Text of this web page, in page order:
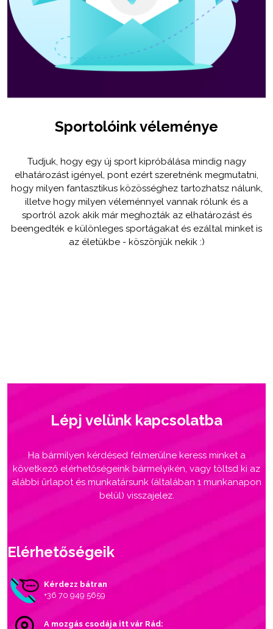
Sportolóink véleménye
Tudjuk, hogy egy új sport kipróbálása mindig nagy
elhatározást igényel, pont ezért szeretnénk megmutatni,
hogy milyen fantasztikus közösséghez tartozhatsz nálunk,
illetve hogy milyen véleménnyel vannak rólunk és a
sportról azok akik már meghozták az elhatározást és
beengedték e különleges sportágakat és ezáltal minket is
az életükbe - köszönjük nekik :)
Lépj velünk kapcsolatba
Ha bármilyen kérdésed felmerülne keress minket a
következő elérhetőségeink bármelyikén, vagy töltsd ki az
alábbi űrlapot és munkatársunk (általában 1 munkanapon
belül) visszajelez.
Elérhetőségeik
Kérdezz bátran
+36 70 949 5659
A mozgás csodája itt vár Rád: